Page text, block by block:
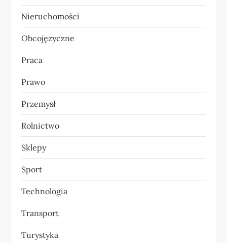
Nieruchomości
Obcojęzyczne
Praca
Prawo
Przemysł
Rolnictwo
Sklepy
Sport
Technologia
Transport
Turystyka